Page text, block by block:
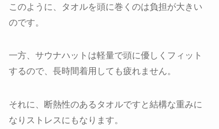
このように、タオルを頭に巻くのは負担が大きい
のです。
一方、サウナハットは軽量で頭に優しくフィット
するので、長時間着用しても疲れません。
それに、断熱性のあるタオルですと結構な重みに
なりストレスにもなります。